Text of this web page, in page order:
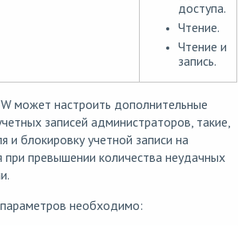
доступа.
Чтение.
Чтение и
запись.
может настроить дополнительные
записей администраторов, такие,
и блокировку учетной записи на
превышении количества неудачных
необходимо: